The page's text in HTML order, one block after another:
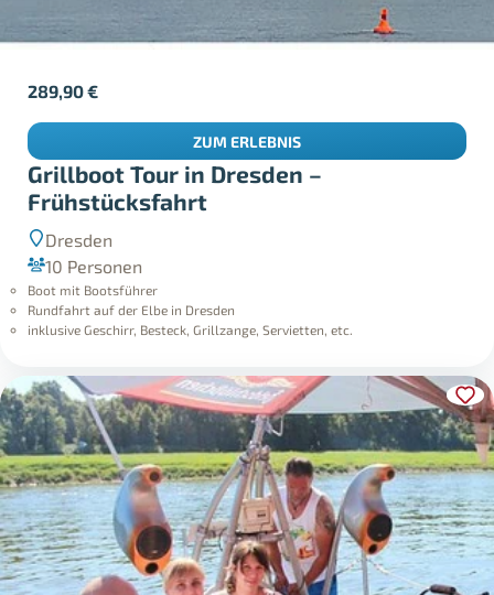
Grillboot Tour in Dresden –
Frühstücksfahrt
Dresden
10 Personen
Boot mit Bootsführer
Rundfahrt auf der Elbe in Dresden
inklusive Geschirr, Besteck, Grillzange, Servietten, etc.
289,90€
ZUM ERLEBNIS